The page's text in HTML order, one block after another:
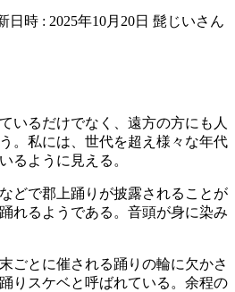
日時 : 2025年10月20日 髭じいさん
いるだけでなく、遠方の方にも人
。私には、世代を超え様々な年代
るように見える。
どで郡上踊りが披露されることが
れるようである。音頭が身に染み
ごとに催される踊りの輪に欠かさ
りスケベと呼ばれている。余程の